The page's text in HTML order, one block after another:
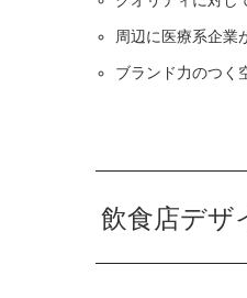
周辺に医療系企業
ブランド力のつく
飲食店デザ